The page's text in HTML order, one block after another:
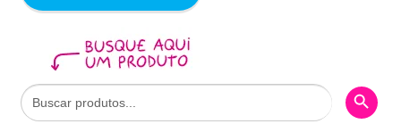
Search
for:
Search